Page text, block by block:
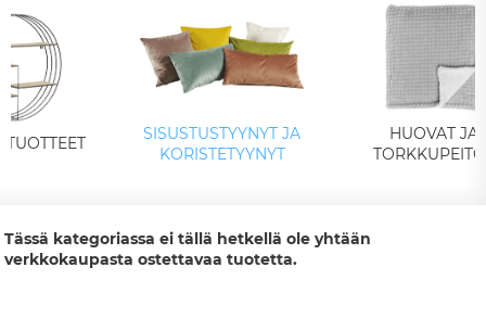
SISUSTUSTYYNYT JA
KORISTETYYNYT
HUOVAT JA
Tässä kategoriassa ei tällä hetkellä ole yhtään
verkkokaupasta ostettavaa tuotetta.